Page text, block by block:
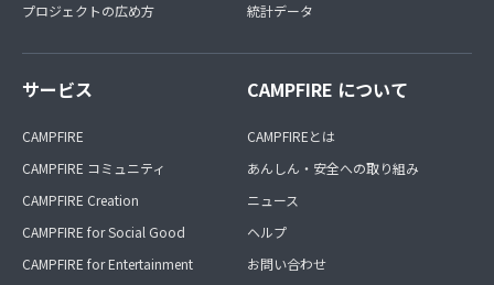
プロジェクトの広め方
統計データ
サービス
CAMPFIRE
CAMPFIRE コミュニティ
CAMPFIRE Creation
CAMPFIRE for Social Good
CAMPFIRE for Entertainment
CAMPFIRE について
CAMPFIREとは
あんしん・安全への取り組み
ニュース
ヘルプ
お問い合わせ